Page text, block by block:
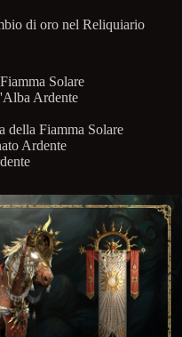
di oro nel Reliquiario
Solare
Ardente
della Fiamma Solare
Ardente